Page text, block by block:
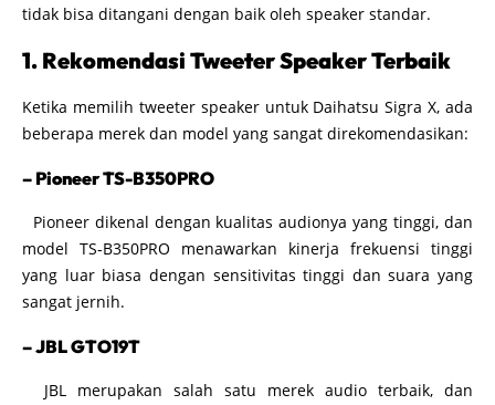
tidak bisa ditangani dengan baik oleh speaker standar.
1. Rekomendasi Tweeter Speaker Terbaik
Ketika memilih tweeter speaker untuk Daihatsu Sigra X, ada
beberapa merek dan model yang sangat direkomendasikan:
– Pioneer TS-B350PRO
Pioneer dikenal dengan kualitas audionya yang tinggi, dan
model TS-B350PRO menawarkan kinerja frekuensi tinggi
yang luar biasa dengan sensitivitas tinggi dan suara yang
sangat jernih.
– JBL GTO19T
JBL merupakan salah satu merek audio terbaik, dan